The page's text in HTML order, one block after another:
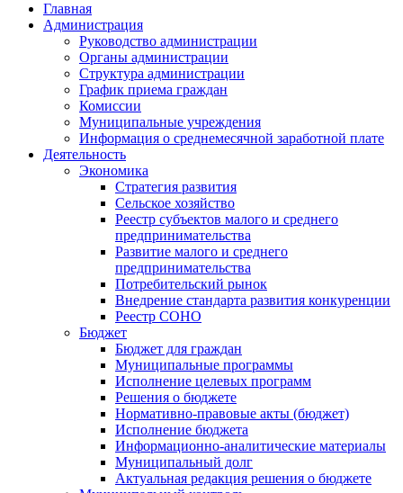
Главная
Администрация
Руководство администрации
Органы администрации
Структура администрации
График приема граждан
Комиссии
Муниципальные учреждения
Информация о среднемесячной заработной плате
Деятельность
Экономика
Стратегия развития
Сельское хозяйство
Реестр субъектов малого и среднего
предпринимательства
Развитие малого и среднего
предпринимательства
Потребительский рынок
Внедрение стандарта развития конкуренции
Реестр СОНО
Бюджет
Бюджет для граждан
Муниципальные программы
Исполнение целевых программ
Решения о бюджете
Нормативно-правовые акты (бюджет)
Исполнение бюджета
Информационно-аналитические материалы
Муниципальный долг
Актуальная редакция решения о бюджете